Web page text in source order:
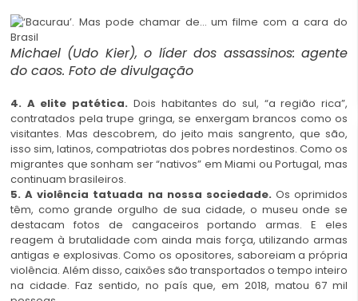
Michael (Udo Kier), o líder dos assassinos: agente
do caos. Foto de divulgação
4. A elite patética. Dois habitantes do sul, “a região rica”,
contratados pela trupe gringa, se enxergam brancos como os
visitantes. Mas descobrem, do jeito mais sangrento, que são,
isso sim, latinos, compatriotas dos pobres nordestinos. Como os
migrantes que sonham ser “nativos” em Miami ou Portugal, mas
continuam brasileiros.
5. A violência tatuada na nossa sociedade. Os oprimidos
têm, como grande orgulho de sua cidade, o museu onde se
destacam fotos de cangaceiros portando armas. E eles
reagem à brutalidade com ainda mais força, utilizando armas
antigas e explosivas. Como os opositores, saboreiam a própria
violência. Além disso, caixões são transportados o tempo inteiro
na cidade. Faz sentido, no país que, em 2018, matou 67 mil